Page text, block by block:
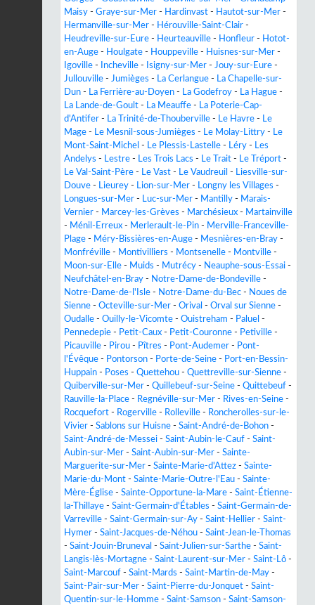
Maisy - Graye-sur-Mer - Hardinvast - Hautot-sur-Mer -
Hermanville-sur-Mer - Hérouville-Saint-Clair -
Heudreville-sur-Eure - Heurteauville - Honfleur - Hotot-
en-Auge - Houlgate - Houppeville - Huisnes-sur-Mer -
Igoville - Incheville - Isigny-sur-Mer - Jouy-sur-Eure -
Jullouville - Jumièges - La Cerlangue - La Chapelle-sur-
Dun - La Ferrière-au-Doyen - La Godefroy - La Hague -
La Lande-de-Goult - La Meauffe - La Poterie-Cap-
d'Antifer - La Trinité-de-Thouberville - Le Havre - Le
Mage - Le Mesnil-sous-Jumièges - Le Molay-Littry - Le
Mont-Saint-Michel - Le Plessis-Lastelle - Léry - Les
Andelys - Lestre - Les Trois Lacs - Le Trait - Le Tréport -
Le Val-Saint-Père - Le Vast - Le Vaudreuil - Liesville-sur-
Douve - Lieurey - Lion-sur-Mer - Longny les Villages -
Longues-sur-Mer - Luc-sur-Mer - Mantilly - Marais-
Vernier - Marcey-les-Grèves - Marchésieux - Martainville
- Ménil-Erreux - Merlerault-le-Pin - Merville-Franceville-
Plage - Méry-Bissières-en-Auge - Mesnières-en-Bray -
Monfréville - Montivilliers - Montsenelle - Montville -
Moon-sur-Elle - Muids - Mutrécy - Neauphe-sous-Essai -
Neufchâtel-en-Bray - Notre-Dame-de-Bondeville -
Notre-Dame-de-l'Isle - Notre-Dame-du-Bec - Noues de
Sienne - Octeville-sur-Mer - Orival - Orval sur Sienne -
Oudalle - Ouilly-le-Vicomte - Ouistreham - Paluel -
Pennedepie - Petit-Caux - Petit-Couronne - Petiville -
Picauville - Pirou - Pîtres - Pont-Audemer - Pont-
l'Évêque - Pontorson - Porte-de-Seine - Port-en-Bessin-
Huppain - Poses - Quettehou - Quettreville-sur-Sienne -
Quiberville-sur-Mer - Quillebeuf-sur-Seine - Quittebeuf -
Rauville-la-Place - Regnéville-sur-Mer - Rives-en-Seine -
Rocquefort - Rogerville - Rolleville - Roncherolles-sur-le-
Vivier - Sablons sur Huisne - Saint-André-de-Bohon -
Saint-André-de-Messei - Saint-Aubin-le-Cauf - Saint-
Aubin-sur-Mer - Saint-Aubin-sur-Mer - Sainte-
Marguerite-sur-Mer - Sainte-Marie-d'Attez - Sainte-
Marie-du-Mont - Sainte-Marie-Outre-l'Eau - Sainte-
Mère-Église - Sainte-Opportune-la-Mare - Saint-Étienne-
la-Thillaye - Saint-Germain-d'Étables - Saint-Germain-de-
Varreville - Saint-Germain-sur-Ay - Saint-Hellier - Saint-
Hymer - Saint-Jacques-de-Néhou - Saint-Jean-le-Thomas
- Saint-Jouin-Bruneval - Saint-Julien-sur-Sarthe - Saint-
Langis-lès-Mortagne - Saint-Laurent-sur-Mer - Saint-Lô -
Saint-Marcouf - Saint-Mards - Saint-Martin-de-May -
Saint-Pair-sur-Mer - Saint-Pierre-du-Jonquet - Saint-
Quentin-sur-le-Homme - Saint-Samson - Saint-Samson-